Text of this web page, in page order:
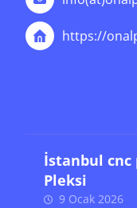
https://
İstanbul
Pleksi
9 Ocak 2026